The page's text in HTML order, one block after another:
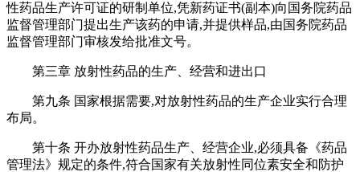
性药品生产许可证的研制单位,凭新药证书(副本)向国务院药品
监督管理部门提出生产该药的申请,并提供样品,由国务院药品
监督管理部门审核发给批准文号。
第三章 放射性药品的生产、经营和进出口
第九条 国家根据需要,对放射性药品的生产企业实行合理
布局。
第十条 开办放射性药品生产、经营企业,必须具备《药品
管理法》规定的条件,符合国家有关放射性同位素安全和防护